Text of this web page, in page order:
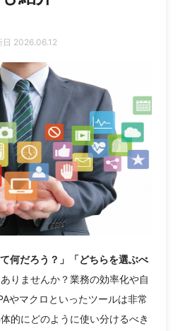
2026.06.12
何だろう？」「どちらを選ぶべ
りませんか？業務の効率化や自
やマクロといったツールは非常
的にどのように使い分けるべき